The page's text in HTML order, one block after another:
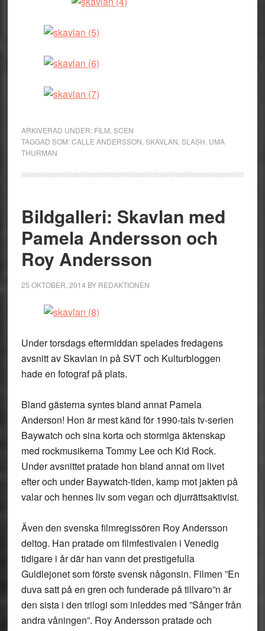
ARKIVERAD UNDER: FILM SCEN
TAGGAD SOM:CALLE ANDERSSON SKAVLAN SLASH UMA
THURMAN
Bildgalleri: Skavlan med
Pamela Andersson och
Roy Andersson
25 OKTOBER, 2014 BY REDAKTIONEN
Under torsdags eftermiddan spelades fredagens
avsnitt av Skavlan in på SVT och Kulturbloggen
hade en fotograf på plats.
Bland gästerna syntes bland annat Pamela
Anderson! Hon är mest känd för 1990-tals tv-serien
Baywatch och sina korta och stormiga äktenskap
med rockmusikerna Tommy Lee och Kid Rock.
Under avsnittet pratade hon bland annat om livet
efter och under Baywatch-tiden, kamp mot jakten på
valar och hennes liv som vegan och djurrättsaktivist.
Även den svenska filmregissören Roy Andersson
deltog. Han pratade om filmfestivalen i Venedig
tidigare i år där han vann det prestigefulla
Guldlejonet som förste svensk någonsin. Filmen ”En
duva satt på en gren och funderade på tillvaro”n är
den sista i den trilogi som inleddes med ”Sånger från
andra våningen”. Roy Andersson pratade och